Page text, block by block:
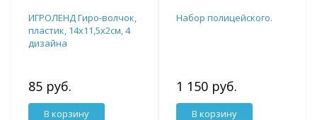
ИГРОЛЕНД Гиро-волчок,
пластик, 14х11,5х2см, 4
дизайна
85 руб.
В корзину
Набор полицейского.
1 150 руб.
В корзину